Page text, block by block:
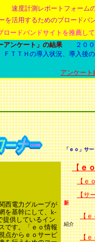
速度計測レポートフォーム
を活用するためのブロードバ
ロードバンドサイトを推薦し
アンケート」の結果
２０
ＦＴＴＨの導入状況、導入後
アンケート
「ｅｏ」サ
西電力グループが
を基幹にして、k-
提供しているイン
です。「ｅｏ情報
点からｅｏサービ
【ｅ
【ｅ
【サ
新
【ｅ
紹介
【ｅ